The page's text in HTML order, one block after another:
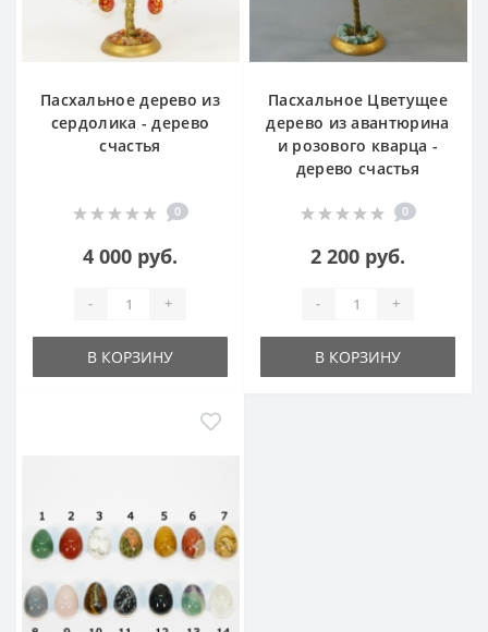
Пасхальное дерево из
сердолика - дерево
счастья
0
4 000 руб.
- +
В КОРЗИНУ
Пасхальное Цветущее
дерево из авантюрина
и розового кварца -
дерево счастья
0
2 200 руб.
- +
В КОРЗИНУ